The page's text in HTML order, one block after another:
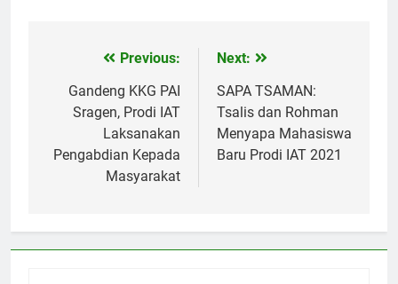
navigation
Previous:
Gandeng KKG PAI
Sragen, Prodi IAT
Laksanakan
Pengabdian Kepada
Masyarakat
Next:
SAPA TSAMAN:
Tsalis dan Rohman
Menyapa Mahasiswa
Baru Prodi IAT 2021